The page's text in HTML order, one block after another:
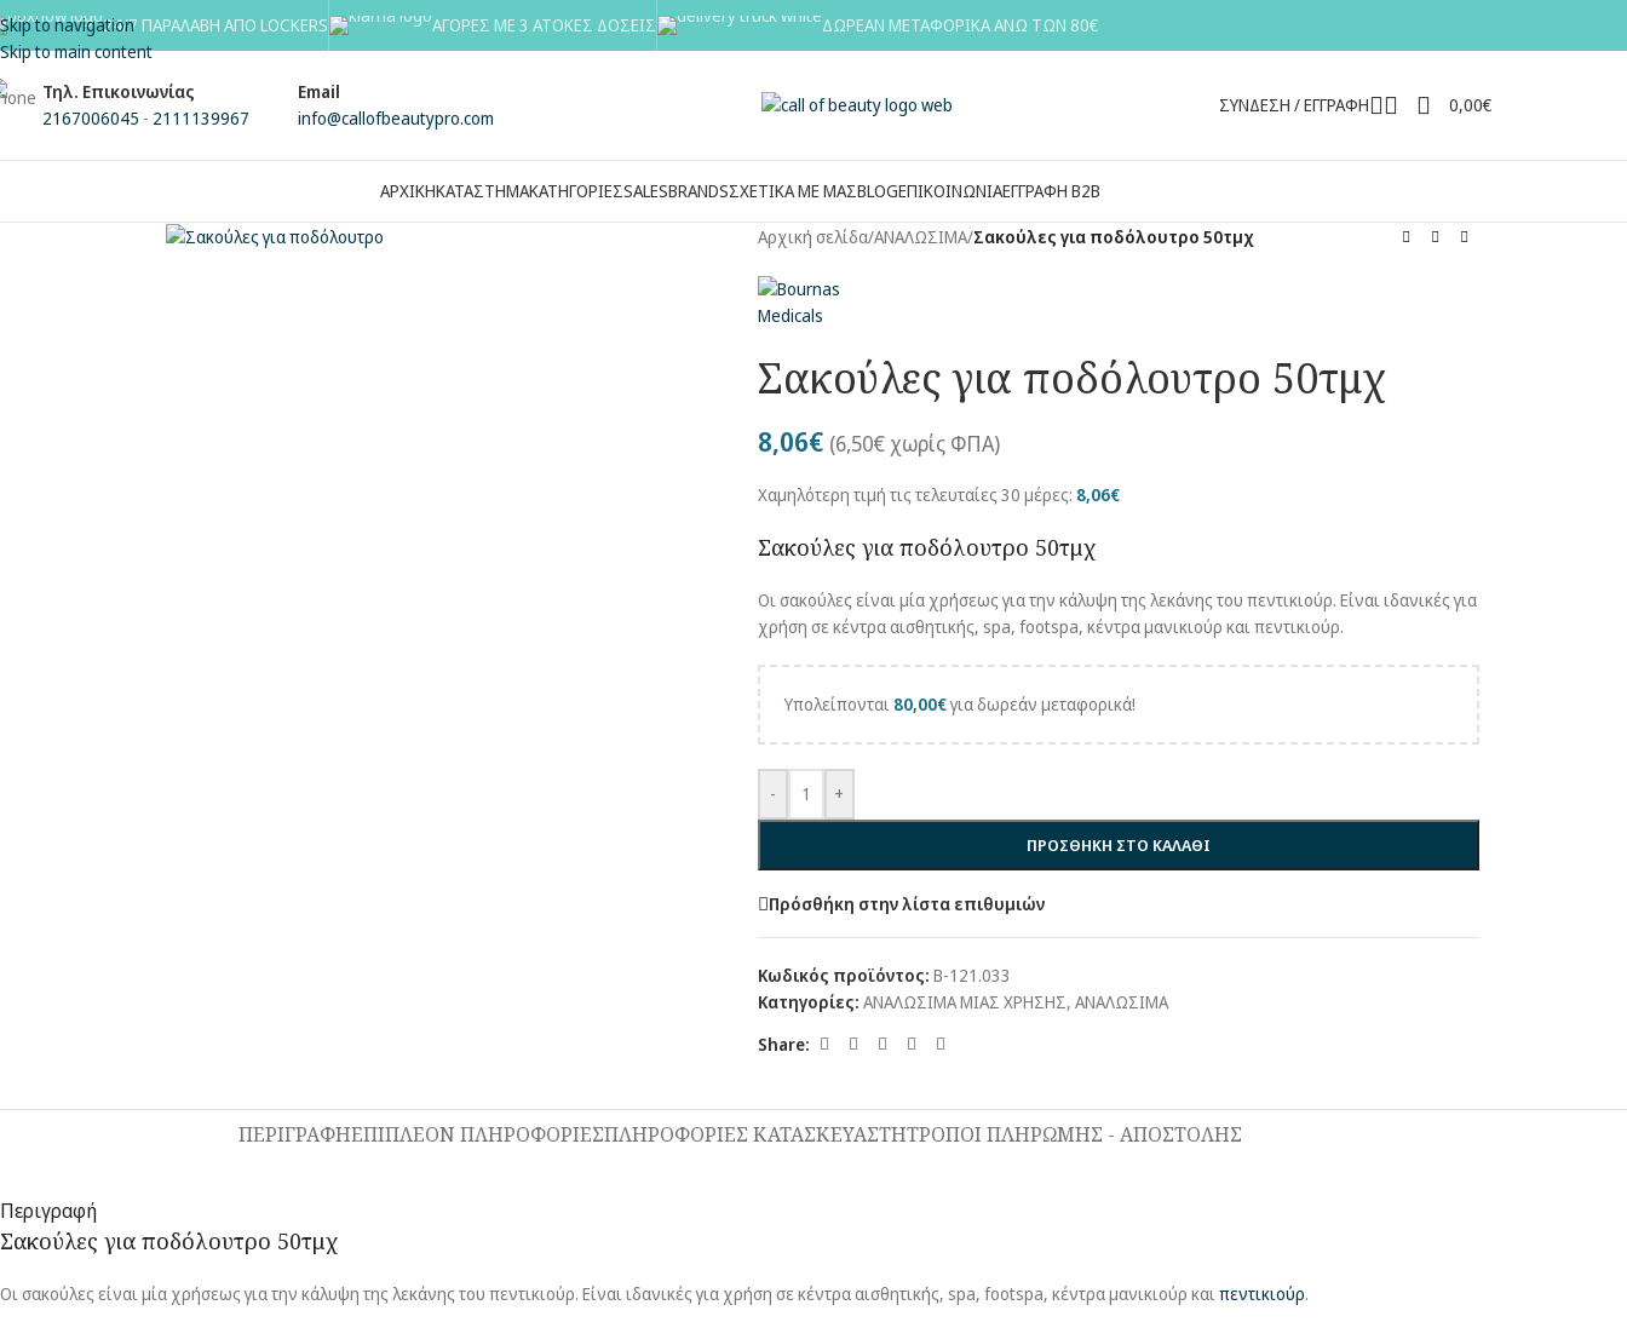
Skip to navigation
Skip to main content
24/7 ΠΑΡΑΛΑΒΗ ΑΠΟ LOCKERS ΑΓΟΡΕΣ ΜΕ 3 ΑΤΟΚΕΣ ΔΟΣΕΙΣ ΔΩΡΕΑΝ ΜΕΤΑΦΟΡΙΚΑ ΑΝΩ ΤΩΝ 80€
Τηλ. Επικοινωνίας
2167006045 - 2111139967
Email
info@callofbeautypro.com
ΣΥΝΔΕΣΗ / ΕΓΓΡΑΦΗ 0,00€
ΑΡΧΙΚΗΚΑΤΑΣΤΗΜΑΚΑΤΗΓΟΡΙΕΣSALESBRANDSΣΧΕΤΙΚΑ ΜΕ ΜΑΣBLOGΕΠΙΚΟΙΝΩΝΙΑΕΓΓΡΑΦΗ Β2Β
Κλικ για μεγέθυνση
Αρχική σελίδα/ΑΝΑΛΩΣΙΜΑ/Σακούλες για ποδόλουτρο 50τμχ
Σακούλες για ποδόλουτρο 50τμχ
8,06€ (6,50€χωρίς ΦΠΑ)
Χαμηλότερη τιμή τις τελευταίες 30 μέρες: 8,06€
Σακούλες για ποδόλουτρο 50τμχ
Οι σακούλες είναι μία χρήσεως για την κάλυψη της λεκάνης του πεντικιούρ. Είναι ιδανικές για
χρήση σε κέντρα αισθητικής, spa, footspa, κέντρα μανικιούρ και πεντικιούρ.
Υπολείπονται 80,00€για δωρεάν μεταφορικά!
- +
ΠΡΟΣΘΗΚΗ ΣΤΟ ΚΑΛΑΘΙ
Πρόσθήκη στην λίστα επιθυμιών
Κωδικός προϊόντος: B-121.033
Κατηγορίες: ΑΝΑΛΩΣΙΜΑ ΜΙΑΣ ΧΡΗΣΗΣ, ΑΝΑΛΩΣΙΜΑ
Share:
ΠΕΡΙΓΡΑΦΗΕΠΙΠΛΕΟΝ ΠΛΗΡΟΦΟΡΙΕΣΠΛΗΡΟΦΟΡΙΕΣ ΚΑΤΑΣΚΕΥΑΣΤΗΤΡΟΠΟΙ ΠΛΗΡΩΜΗΣ - ΑΠΟΣΤΟΛΗΣ
Περιγραφή
Σακούλες για ποδόλουτρο 50τμχ
Οι σακούλες είναι μία χρήσεως για την κάλυψη της λεκάνης του πεντικιούρ. Είναι ιδανικές για χρήση σε κέντρα αισθητικής, spa, footspa, κέντρα μανικιούρ καιπεντικιούρ.